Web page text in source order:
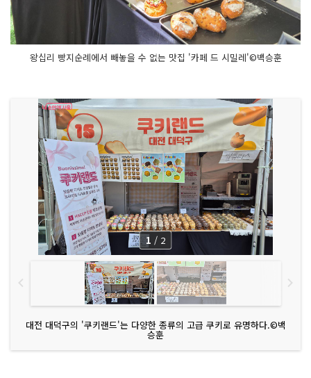
왕십리 빵지순례에서 빼놓을 수 없는 맛집 '카페 드 시밀레'©백승훈
대전 대덕구의 '쿠키랜드'는 다양한 종류의 고급 쿠키로 유명하다.©백
승훈
1 / 2